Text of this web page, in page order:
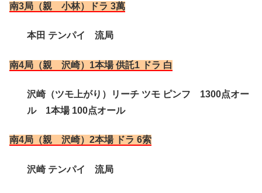
南3局（親 小林）ドラ 3萬
本田 テンパイ 流局
南4局（親 沢崎）1本場 供託1 ドラ 白
沢崎（ツモ上がり）リーチ ツモ ピンフ 1300点オー
ル 1本場 100点オール
南4局（親 沢崎）2本場 ドラ 6索
沢崎 テンパイ 流局